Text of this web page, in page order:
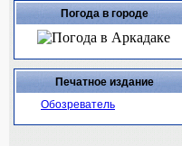
Погода в городе
Печатное издание
Обозреватель